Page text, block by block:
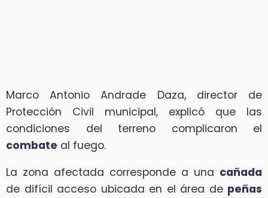
Marco Antonio Andrade Daza, director de
Protección Civil municipal, explicó que las
condiciones del terreno complicaron el
combate al fuego.
La zona afectada corresponde a una cañada
de difícil acceso ubicada en el área de peñas